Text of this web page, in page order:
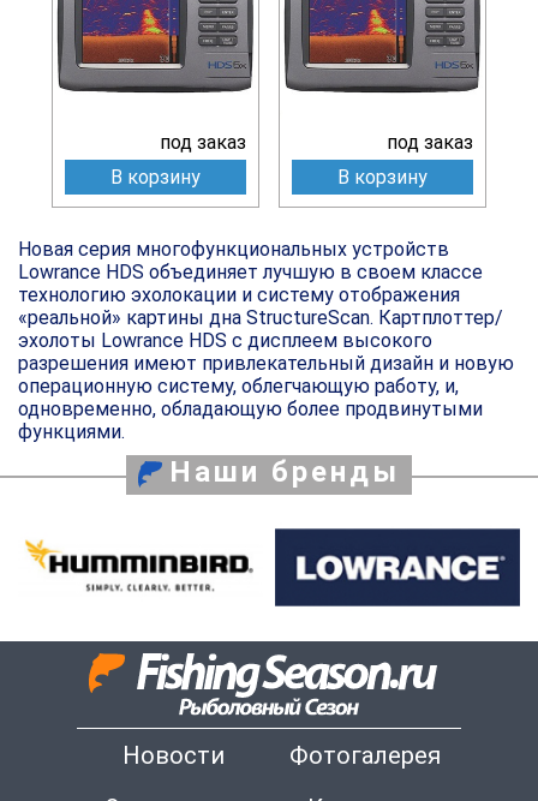
под заказ
В корзину
под заказ
В корзину
Новая серия многофункциональных устройств
Lowrance HDS объединяет лучшую в своем классе
технологию эхолокации и систему отображения
«реальной» картины дна StructureScan. Картплоттер/
эхолоты Lowrance HDS с дисплеем высокого
разрешения имеют привлекательный дизайн и новую
операционную систему, облегчающую работу, и,
одновременно, обладающую более продвинутыми
функциями.
Наши бренды
Новости
Фотогалерея